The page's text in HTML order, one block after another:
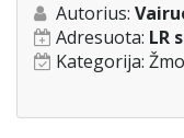
Autorius:
Adresuota: LR
Kategorija: